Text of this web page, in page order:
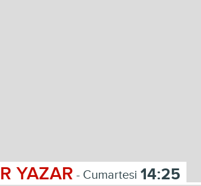
YAZAR - Cumartesi 14:25